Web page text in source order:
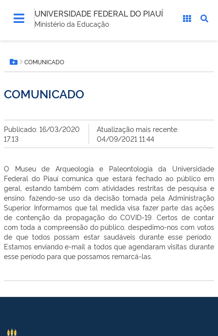
UNIVERSIDADE FEDERAL DO PIAUÍ
Ministério da Educação
está
aqui:Botão Menu
COMUNICADO
COMUNICADO
Publicado: 16/03/2020
17:13
Atualização mais recente:
04/09/2021 11:44
O Museu de Arqueologia e Paleontologia da Universidade
Federal do Piauí comunica que estará fechado ao público em
geral, estando também com atividades restritas de pesquisa e
ensino, fazendo-se uso da decisão tomada pela Administração
Superior. Informamos que tal medida visa fazer parte das ações
de contenção da propagação do COVID-19. Certos de contar
com toda a compreensão do público, despedimo-nos com votos
de que todos possam estar saudáveis durante esse período.
Estamos enviando e-mail a todos que agendaram visitas durante
esse período para que possamos remarcá-las.